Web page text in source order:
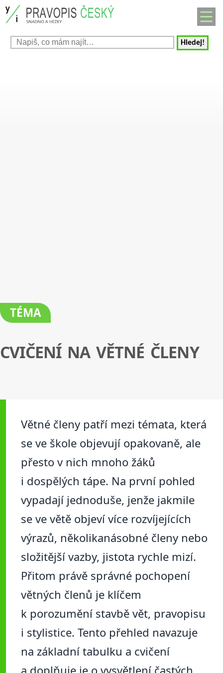
Hledej!
TÉMA
CVIČENÍ NA VĚTNÉ ČLENY
Větné členy patří mezi témata, která
se ve škole objevují opakovaně, ale
přesto v nich mnoho žáků
i dospělých tápe. Na první pohled
vypadají jednoduše, jenže jakmile
se ve větě objeví více rozvíjejících
výrazů, několikanásobné členy nebo
složitější vazby, jistota rychle mizí.
Přitom právě správné pochopení
větných členů je klíčem
k porozumění stavbě vět, pravopisu
i stylistice. Tento přehled navazuje
na základní tabulku a cvičení